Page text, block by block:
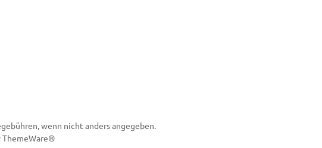
wenn nicht anders angegeben.
ThemeWare®